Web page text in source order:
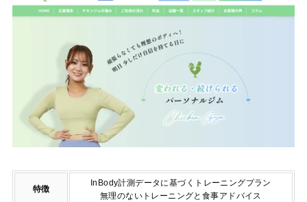
特徴
InBody計測データに基づくトレーニングプラン
無理のないトレーニングと食事アドバイス